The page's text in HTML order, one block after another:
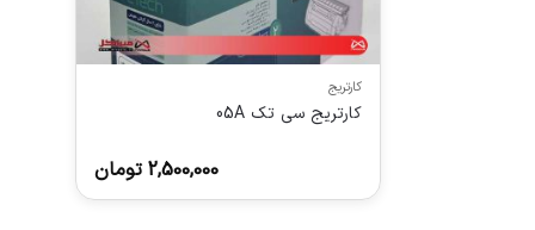
کارتریج
کارتریج سی تک 05A
2,500,000 تومان